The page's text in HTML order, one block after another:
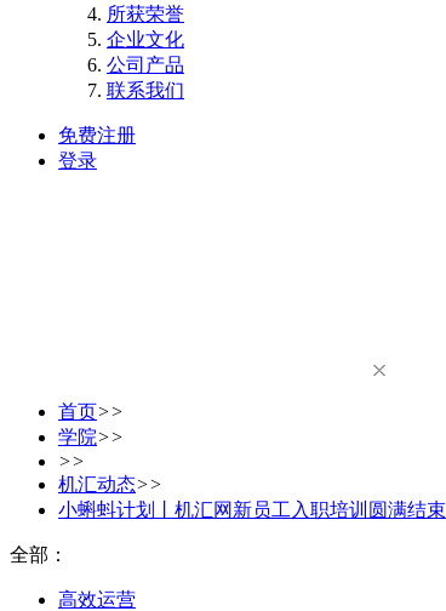
所获荣誉
企业文化
公司产品
联系我们
免费注册
登录
首页>>
学院>>
>>
机汇动态>>
小蝌蚪计划丨机汇网新员工入职培训圆满结束
全部：
高效运营